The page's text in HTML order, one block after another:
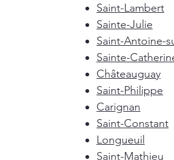
Saint-Lambert
Sainte-Julie
Saint-Antoine-
Sainte-
Châteauguay
Saint-Philippe
Carignan
Saint-Constant
Longueuil
Saint-Mathieu